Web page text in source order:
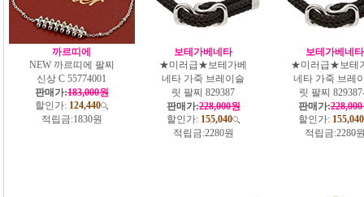
까르띠에
NEW 까르띠에 팔찌
신상 C 55774001
판매가:183,000원
할인가: 124,440
적립금:1830원
보테가베네타
★미러급★보테가베
네타 가죽 브레이슬
릿 팔찌 829387
판매가:228,000원
할인가: 155,040
적립금:2280원
보테가베네타
★미러급★보테
네타 가죽 브레
릿 팔찌
판매가:
할인가: 155,040
적립금:2280